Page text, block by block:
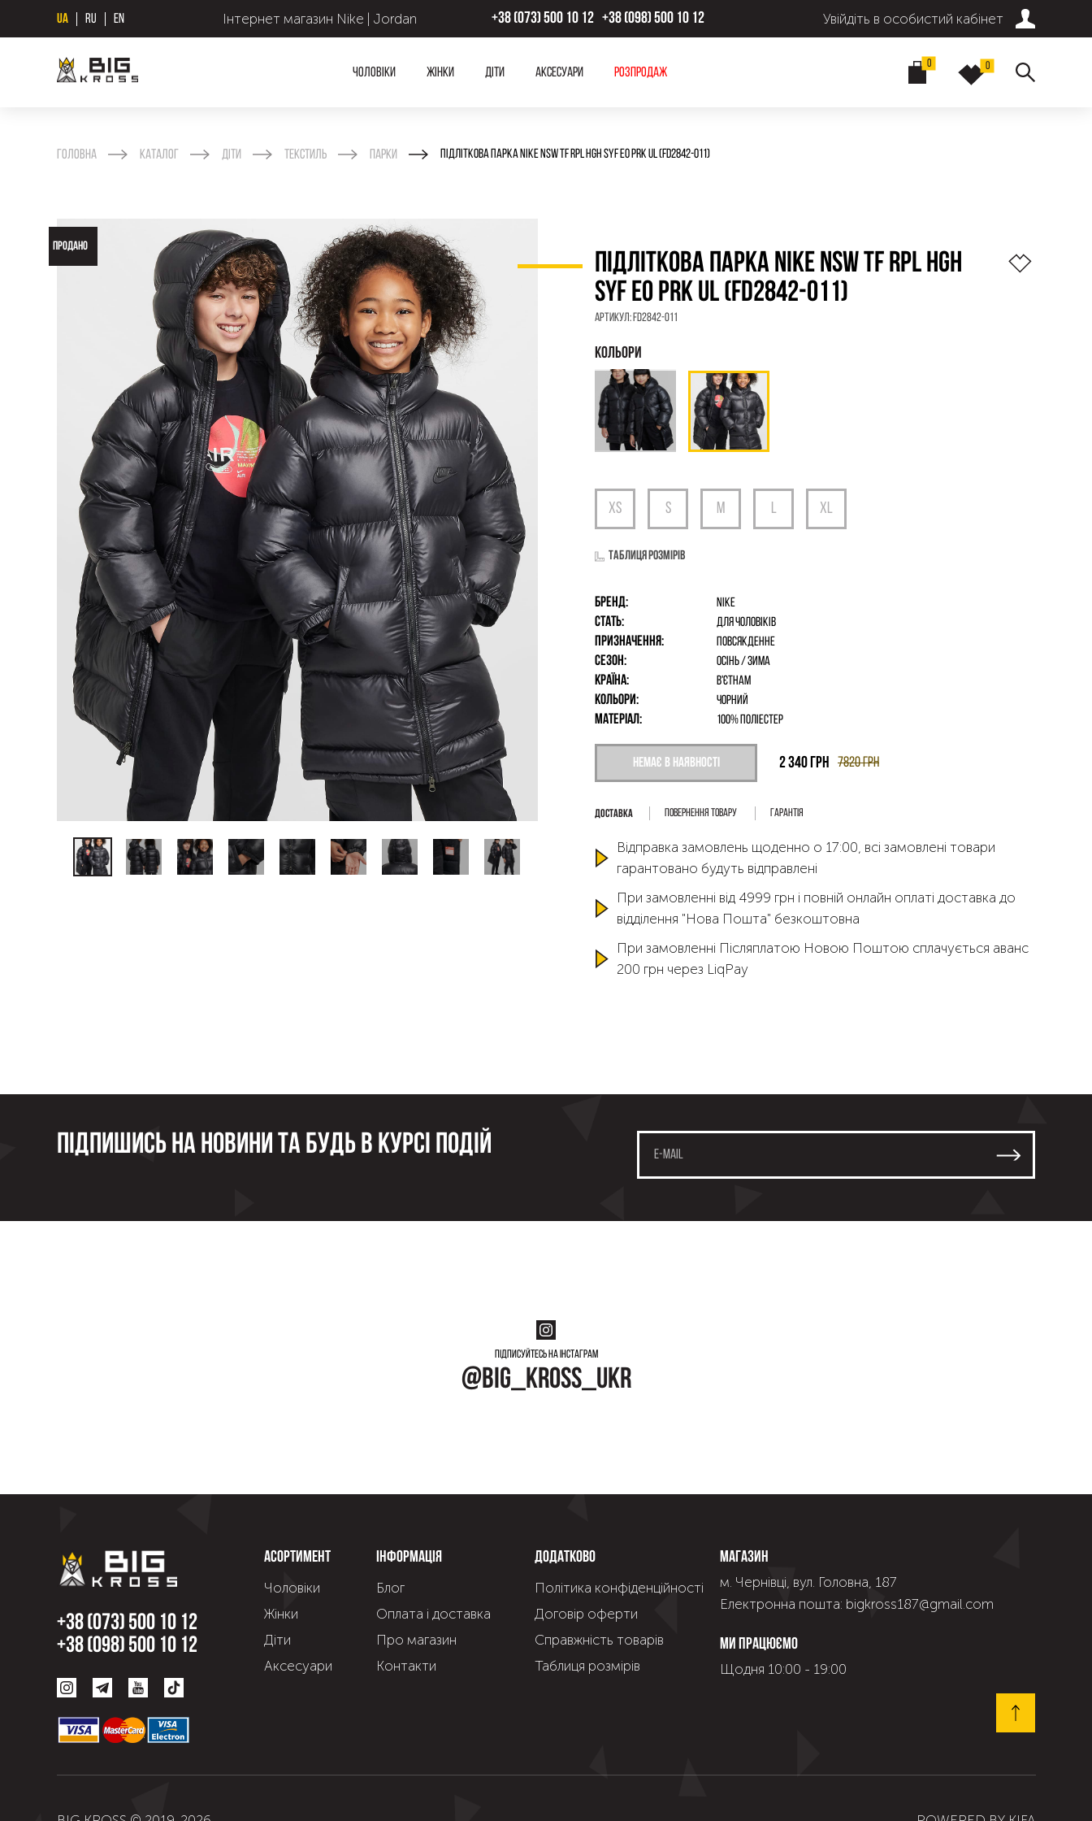
UA RU EN Інтернет магазин Nike | Jordan +38 (073) 500 10 12 +38 (098) 500 10 12 Увійдіть в особистий кабінет
Чоловіки Жінки Діти Аксесуари Розпродаж
0 0
Головна Каталог Діти Текстиль Парки ПІДЛІТКОВА ПАРКА NIKE NSW TF RPL HGH SYF EO PRK UL (FD2842-011)
ПРОДАНО
ПІДЛІТКОВА ПАРКА NIKE NSW TF RPL HGH
SYF EO PRK UL (FD2842-011)
Артикул:FD2842-011
Таблиця розмірів
Бренд: Nike
Стать: для чоловіків
Призначення: Повсякденне
Сезон: Осінь / Зима
Країна: В'єтнам
Кольори: Чорний
Матеріал: 100% поліестер
Немає в наявності 7820грн
2 340 грн
Повернення товару Гарантія
Відправка замовлень щоденно о 17:00, всі замовлені товари
гарантовано будуть відправлені
При замовленні від 4999 грн і повній онлайн оплаті доставка до
відділення "Нова Пошта" безкоштовна
При замовленні Післяплатою Новою Поштою сплачується аванс
200 грн через LiqPay
Підпишись на новини та будь в курсі подій
Підписуйтесь на інстаграм
@big_kross_ukr
+38 (073) 500 10 12
+38 (098) 500 10 12
Асортимент
Чоловіки
Жінки
Діти
Аксесуари
Інформація
Блог
Оплата і доставка
Про магазин
Контакти
Додатково
Політика конфіденційності
Договір оферти
Справжнiсть товарiв
Таблиця розмірів
Магазин
м. Чернівці, вул. Головна, 187
Електронна пошта: bigkross187@gmail.com
Ми працюємо
Щодня 10:00 - 19:00